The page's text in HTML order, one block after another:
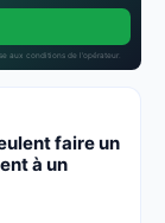
aux conditions de l’opérateur.
faire un
à un